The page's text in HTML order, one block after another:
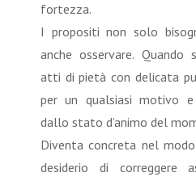
fortezza.
I propositi non solo
anche osservare. Quando
atti di pietà con delicata
per un qualsiasi motivo
dallo stato d’animo del
Diventa concreta nel
desiderio di correggere